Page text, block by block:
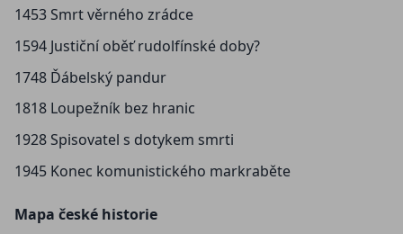
1453 Smrt věrného zrádce
1594 Justiční oběť rudolfínské doby?
1748 Ďábelský pandur
1818 Loupežník bez hranic
1928 Spisovatel s dotykem smrti
1945 Konec komunistického markraběte
Mapa české historie